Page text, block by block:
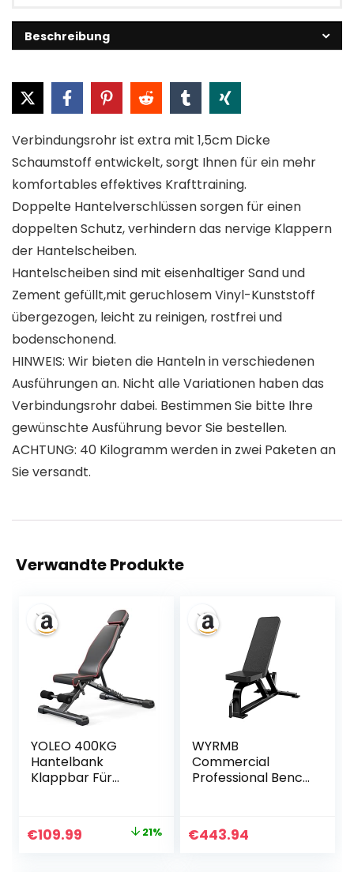
Beschreibung
Verbindungsrohr ist extra mit 1,5cm Dicke
Schaumstoff entwickelt, sorgt Ihnen für ein mehr
komfortables effektives Krafttraining.
Doppelte Hantelverschlüssen sorgen für einen
doppelten Schutz, verhindern das nervige Klappern
der Hantelscheiben.
Hantelscheiben sind mit eisenhaltiger Sand und
Zement gefüllt,mit geruchlosem Vinyl-Kunststoff
übergezogen, leicht zu reinigen, rostfrei und
bodenschonend.
HINWEIS: Wir bieten die Hanteln in verschiedenen
Ausführungen an. Nicht alle Variationen haben das
Verbindungsrohr dabei. Bestimmen Sie bitte Ihre
gewünschte Ausführung bevor Sie bestellen.
ACHTUNG: 40 Kilogramm werden in zwei Paketen an
Sie versandt.
Verwandte Produkte
YOLEO 400KG
Hantelbank
Klappbar Für
gbank Hantelbank
besser geeignet
Ursprünglicher
€109.99 Aktueller21%
WYRMB
Commercial
Professional Bench
Fitness Chair
Home Adjustable
€443.94